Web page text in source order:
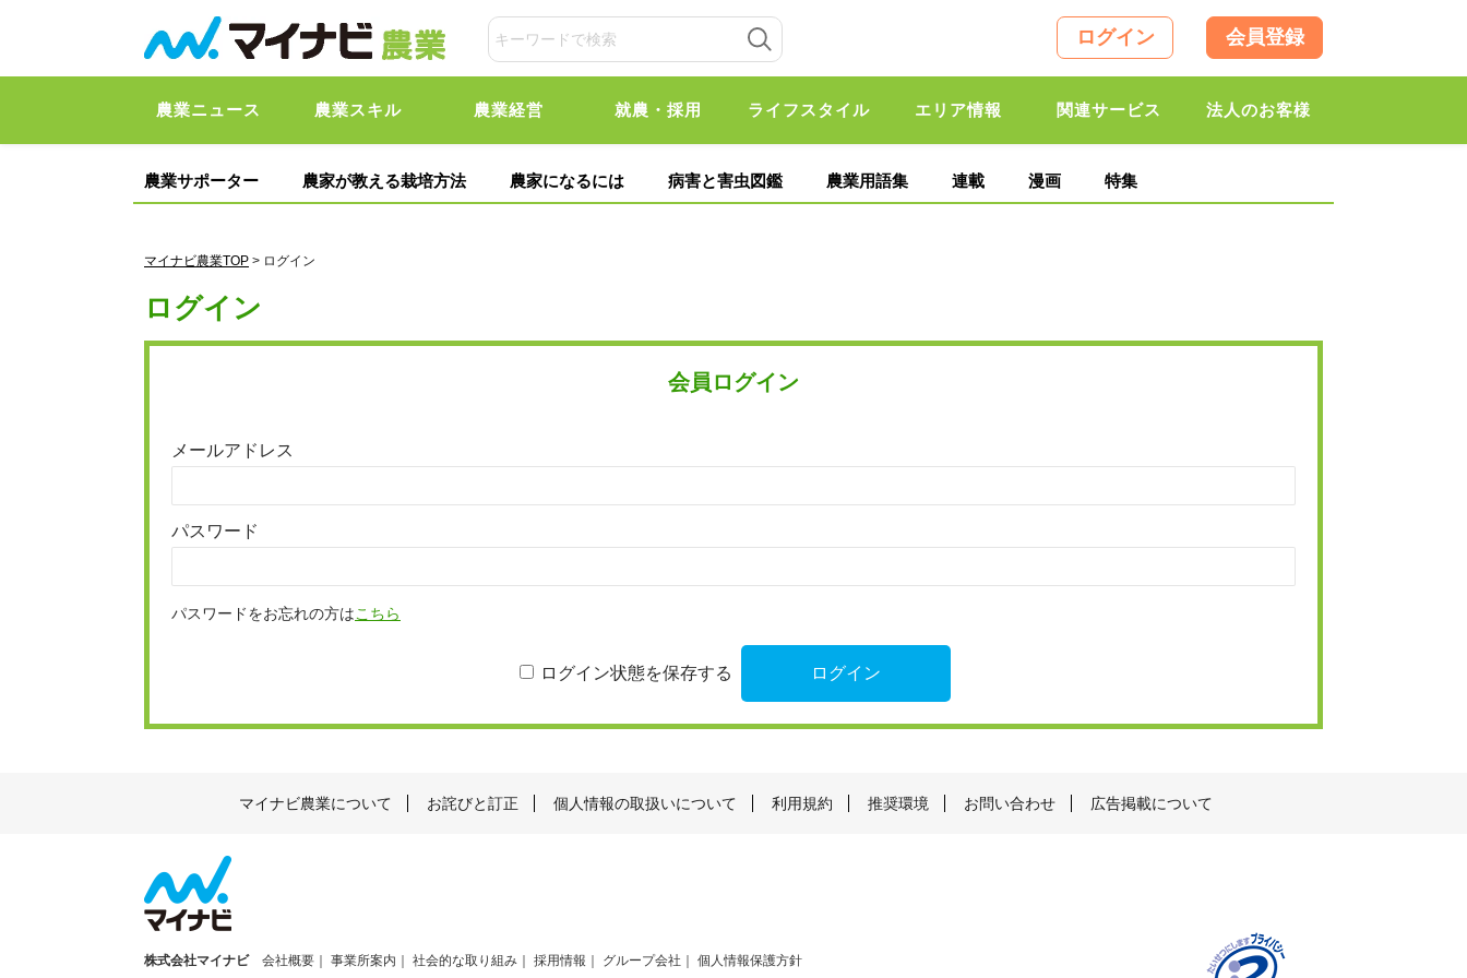
ログイン 会員登録
農業ニュース 農業スキル 農業経営 就農・採用 ライフスタイル エリア情報 関連サービス 法人のお客様
農業サポーター 農家が教える栽培方法 農家になるには 病害と害虫図鑑 農業用語集 連載 漫画 特集
マイナビ農業TOP > ログイン
ログイン
会員ログイン
メールアドレス
パスワード
パスワードをお忘れの方はこちら
ログイン状態を保存する
マイナビ農業について お詫びと訂正 個人情報の取扱いについて 利用規約 推奨環境 お問い合わせ 広告掲載について
株式会社マイナビ 会社概要 事業所案内 社会的な取り組み 採用情報 グループ会社 個人情報保護方針